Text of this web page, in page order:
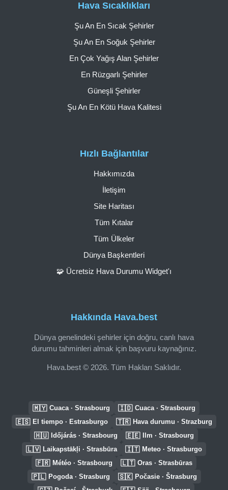
Hakkında Hava.best
Dünya genelindeki şehirler için doğru, canlı hava
durumu tahminleri almak için başvuru kaynağınız.
Hava.best © 2026. Tüm Hakları Saklıdır.
Hızlı Bağlantılar
Hakkımızda
İletişim
Site Haritası
Tüm Kıtalar
Tüm Ülkeler
Dünya Başkentleri
🧩 Ücretsiz Hava Durumu Widget'ı
Hava Sıcaklıkları
Şu An En Sıcak Şehirler
Şu An En Soğuk Şehirler
En Çok Yağış Alan Şehirler
En Rüzgarlı Şehirler
Güneşli Şehirler
Şu An En Kötü Hava Kalitesi
🇲🇾 Cuaca · Strasbourg 🇮🇩 Cuaca · Strasbourg
🇪🇸 El tiempo · Estrasburgo 🇹🇷 Hava durumu · Strazburg
🇭🇺 Időjárás · Strasbourg 🇪🇪 Ilm · Strasbourg
🇱🇻 Laikapstākļi · Strasbūra 🇮🇹 Meteo · Strasburgo
🇫🇷 Météo · Strasbourg 🇱🇹 Oras · Strasbūras
🇵🇱 Pogoda · Strasburg 🇸🇰 Počasie · Štrasburg